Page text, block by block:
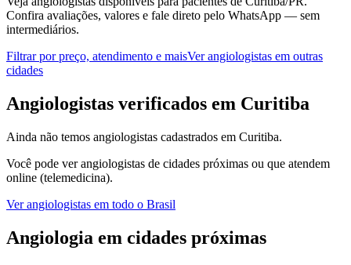
Confira avaliações, valores e fale direto pelo WhatsApp — sem
intermediários.
Filtrar por preço, atendimento e maisVerangiologistas em outras
cidades
Angiologistas verificados em Curitiba
Ainda não temos angiologistas cadastrados em Curitiba.
Você pode verangiologistas de cidades próximas ou que atendem
online (telemedicina).
Verangiologistas em todo o Brasil
Angiologia em cidades próximas